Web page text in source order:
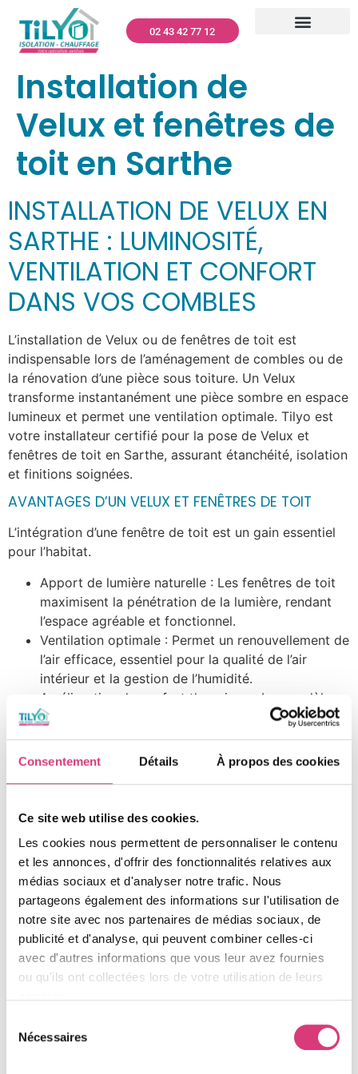
Consentement Détails À propos des cookies
Ce site web utilise des cookies.
Les cookies nous permettent de personnaliser le contenu
et les annonces, d'offrir des fonctionnalités relatives aux
médias sociaux et d'analyser notre trafic. Nous
partageons également des informations sur l'utilisation de
notre site avec nos partenaires de médias sociaux, de
publicité et d'analyse, qui peuvent combiner celles-ci
avec d'autres informations que vous leur avez fournies
ou qu'ils ont collectées lors de votre utilisation de leurs
Nécessaires
02 43 42 77 12
Installation de
Velux et fenêtres de
toit en Sarthe
INSTALLATION DE VELUX EN
SARTHE : LUMINOSITÉ,
VENTILATION ET CONFORT
DANS VOS COMBLES
L’installation de Velux ou de fenêtres de toit est
indispensable lors de l’aménagement de combles ou de
la rénovation d’une pièce sous toiture. Un Velux
transforme instantanément une pièce sombre en espace
lumineux et permet une ventilation optimale. Tilyo est
votre installateur certifié pour la pose de Velux et
fenêtres de toit en Sarthe, assurant étanchéité, isolation
et finitions soignées.
AVANTAGES D’UN VELUX ET FENÊTRES DE TOIT
L’intégration d’une fenêtre de toit est un gain essentiel
pour l’habitat.
Apport de lumière naturelle : Les fenêtres de toit
maximisent la pénétration de la lumière, rendant
l’espace agréable et fonctionnel.
Ventilation optimale : Permet un renouvellement de
l’air efficace, essentiel pour la qualité de l’air
intérieur et la gestion de l’humidité.
Amélioration du confort thermique : Les modèles
modernes sont isolants et contribuent à l’efficacité
énergétique de la pièce.
Esthétique moderne : Un design épuré qui s’intègre
Nous assurons une prestation complète pour
l’installation de vos fenêtres de toit en Sarthe.
CHOIX DES MODÈLES DE VELUX ET FENÊTRES DE
TOIT
Nous vous conseillons sur le modèle le plus adapté à
l’usage de la pièce et à l’orientation de votre toiture.
Manuel, électrique, solaire : Choix du type